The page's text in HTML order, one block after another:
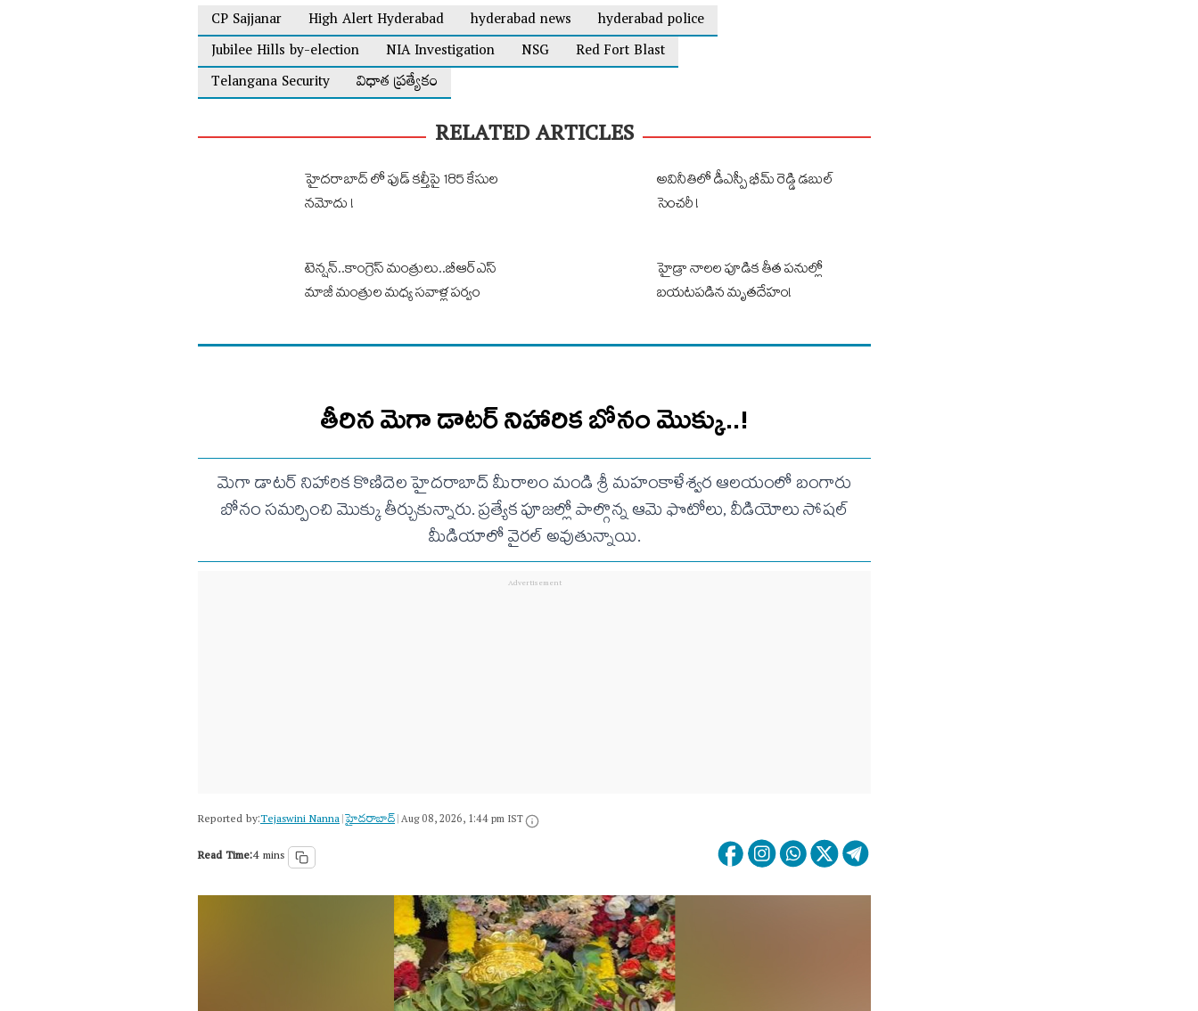
CP Sajjanar
High Alert Hyderabad hyderabad news
hyderabad police
Jubilee Hills by-election
NIA Investigation NSG
Red Fort Blast
Telangana Security
విధాత ప్రత్యేకం
RELATED ARTICLES
హైదరాబాద్ లో ఫుడ్ కల్తీపై 185 కేసుల
నమోదు !
అవినీతిలో డీఎస్పీ భీమ్ రెడ్డి డబుల్
సెంచరీ !
టెన్షన్..కాంగ్రెస్ మంత్రులు..బీఆర్ఎస్
మాజీ మంత్రుల మధ్య సవాళ్ల పర్వం
హైడ్రా నాలల పూడిక తీత పనుల్లో
బయటపడిన మృత‌దేహం!
తీరిన మెగా డాటర్ నిహారిక బోనం మొక్కు..!
మెగా డాటర్ నిహారిక కొణిదెల హైదరాబాద్ మీరాలం మండి శ్రీ మహంకాళేశ్వర ఆలయంలో బంగారు
బోనం సమర్పించి మొక్కు తీర్చుకున్నారు. ప్రత్యేక పూజల్లో పాల్గొన్న ఆమె ఫొటోలు, వీడియోలు సోషల్
మీడియాలో వైరల్ అవుతున్నాయి.
Reported by:Tejaswini Nanna|హైదరాబాద్​|Aug 08, 2026, 1:44 pm IST
Read Time:4 mins